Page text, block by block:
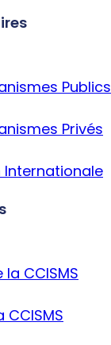
Publics
Privés
CCISMS